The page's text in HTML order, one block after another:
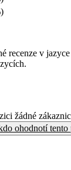
recenze v
žádné
ohodnotí tento